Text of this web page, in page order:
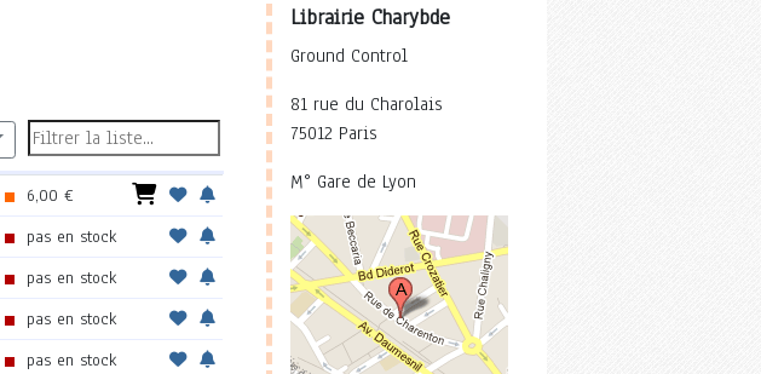
6,00 €
pas en stock
pas en stock
pas en stock
pas en stock
Librairie Charybde
Ground Control
81 rue du Charolais
75012 Paris
M° Gare de Lyon